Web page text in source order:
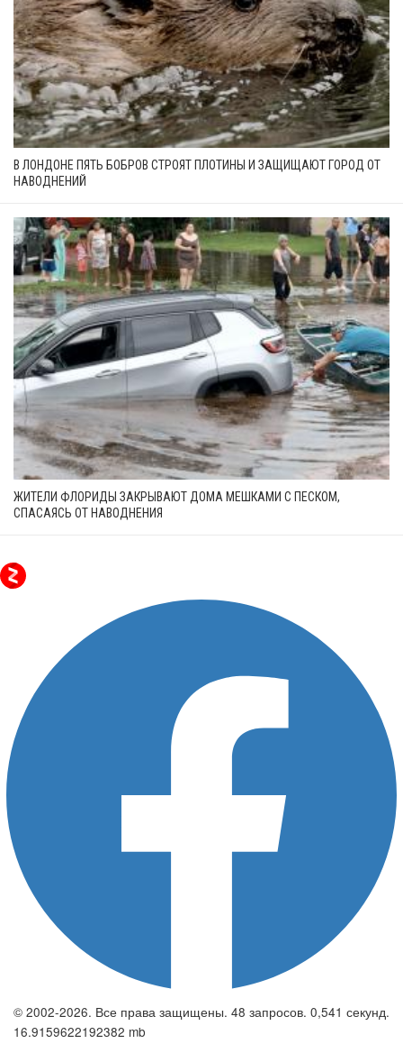
В ЛОНДОНЕ ПЯТЬ БОБРОВ СТРОЯТ ПЛОТИНЫ И ЗАЩИЩАЮТ ГОРОД ОТ
НАВОДНЕНИЙ
ЖИТЕЛИ ФЛОРИДЫ ЗАКРЫВАЮТ ДОМА МЕШКАМИ С ПЕСКОМ,
СПАСАЯСЬ ОТ НАВОДНЕНИЯ
© 2002-2026. Все права защищены. 48 запросов. 0,541 секунд.
16.9159622192382 mb